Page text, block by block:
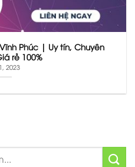
Phúc | Uy tín, Chuyên
rẻ 100%
2023